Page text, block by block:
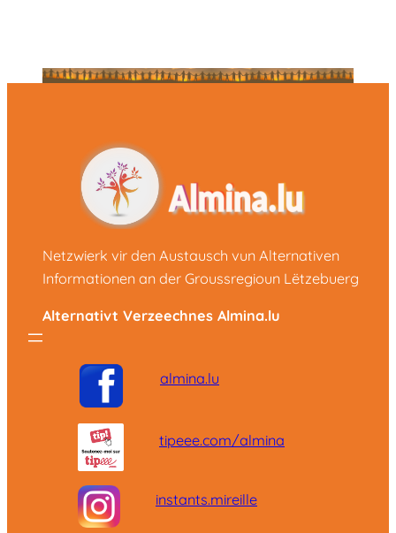
Netzwierk vir den Austausch vun Alternativen
Informationen an der Groussregioun Lëtzebuerg
Alternativt Verzeechnes Almina.lu
almina.lu
tipeee.com/almina
instants.mireille